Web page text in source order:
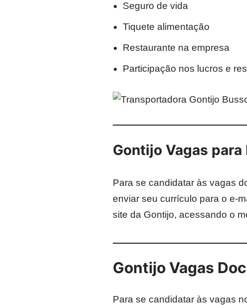
Seguro de vida
Tiquete alimentação
Restaurante na empresa
Participação nos lucros e
Gontijo Vagas
Para se candidatar às vagas
enviar seu currículo para o e-
site da Gontijo, acessando o
Gontijo Vagas
Para se candidatar às vagas